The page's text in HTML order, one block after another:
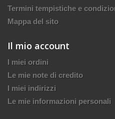
Termini tempistiche e
Mappa del sito
Il mio account
I miei ordini
Le mie note di credito
I miei indirizzi
Le mie informazioni personali